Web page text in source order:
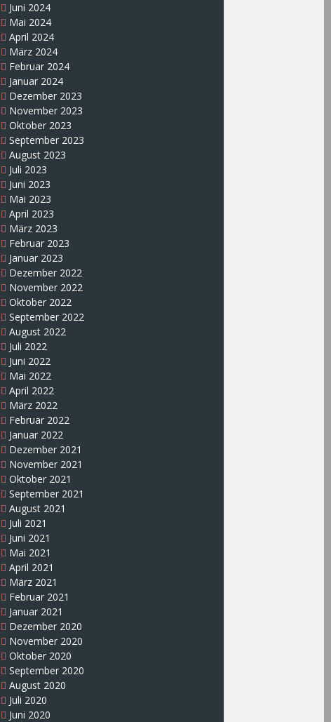
Juni 2024
Mai 2024
April 2024
März 2024
Februar 2024
Januar 2024
Dezember 2023
November 2023
Oktober 2023
September 2023
August 2023
Juli 2023
Juni 2023
Mai 2023
April 2023
März 2023
Februar 2023
Januar 2023
Dezember 2022
November 2022
Oktober 2022
September 2022
August 2022
Juli 2022
Juni 2022
Mai 2022
April 2022
März 2022
Februar 2022
Januar 2022
Dezember 2021
November 2021
Oktober 2021
September 2021
August 2021
Juli 2021
Juni 2021
Mai 2021
April 2021
März 2021
Februar 2021
Januar 2021
Dezember 2020
November 2020
Oktober 2020
September 2020
August 2020
Juli 2020
Juni 2020